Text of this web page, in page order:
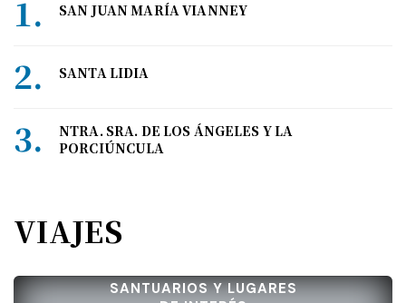
SAN JUAN MARÍA VIANNEY
SANTA LIDIA
NTRA. SRA. DE LOS ÁNGELES Y LA
PORCIÚNCULA
VIAJES
SANTUARIOS Y LUGARES